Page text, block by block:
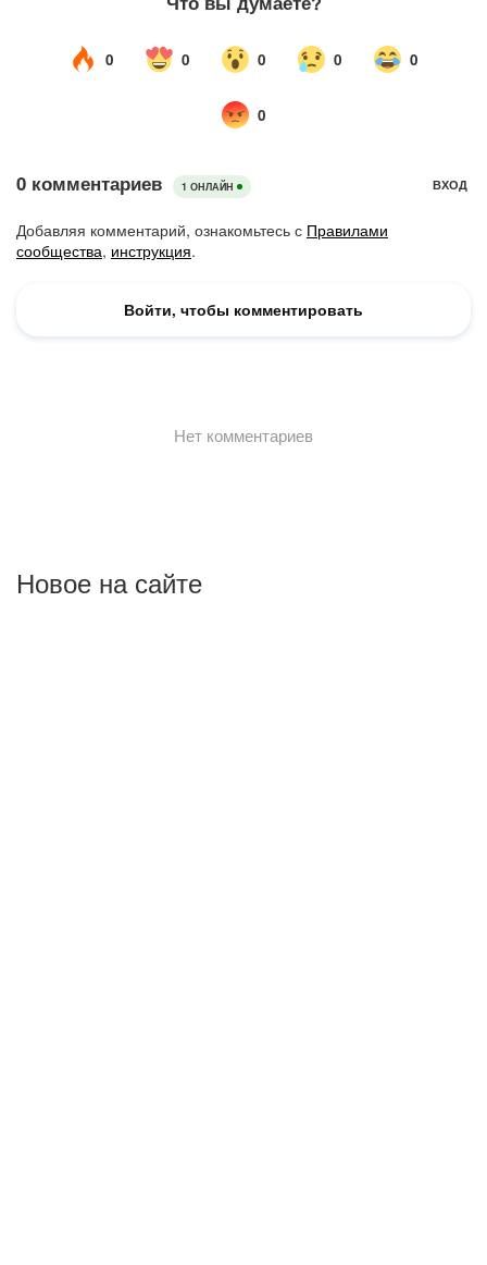
Новое на сайте